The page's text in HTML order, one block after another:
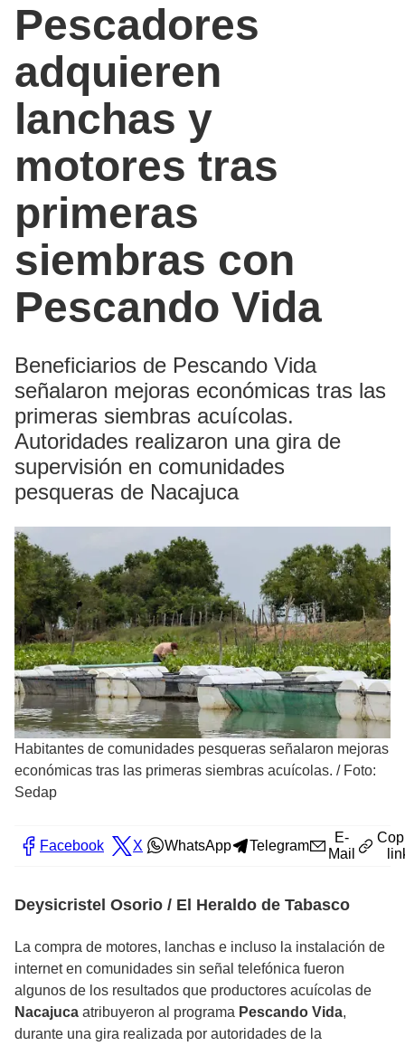
Pescadores
adquieren
lanchas y
motores tras
primeras
siembras con
Pescando Vida
Beneficiarios de Pescando Vida
señalaron mejoras económicas tras las
primeras siembras acuícolas.
Autoridades realizaron una gira de
supervisión en comunidades
pesqueras de Nacajuca
Habitantes de comunidades pesqueras señalaron mejoras
económicas tras las primeras siembras acuícolas. / Foto:
Sedap
Facebook X WhatsApp Telegram
E-
Mail
Deysicristel Osorio / El Heraldo de Tabasco
La compra de motores, lanchas e incluso la instalación de
internet en comunidades sin señal telefónica fueron
algunos de los resultados que productores acuícolas de
Nacajuca atribuyeron al programa Pescando Vida,
durante una gira realizada por autoridades de la